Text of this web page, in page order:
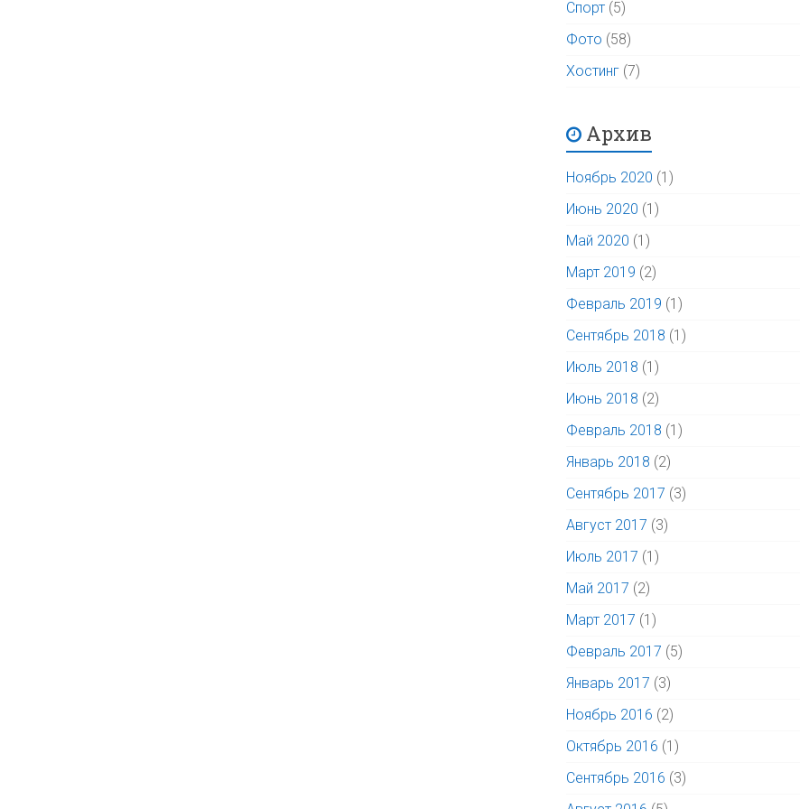
Спорт (5)
Фото (58)
Хостинг (7)
Архив
Ноябрь 2020 (1)
Июнь 2020 (1)
Май 2020 (1)
Март 2019 (2)
Февраль 2019 (1)
Сентябрь 2018 (1)
Июль 2018 (1)
Июнь 2018 (2)
Февраль 2018 (1)
Январь 2018 (2)
Сентябрь 2017 (3)
Август 2017 (3)
Июль 2017 (1)
Май 2017 (2)
Март 2017 (1)
Февраль 2017 (5)
Январь 2017 (3)
Ноябрь 2016 (2)
Октябрь 2016 (1)
Сентябрь 2016 (3)